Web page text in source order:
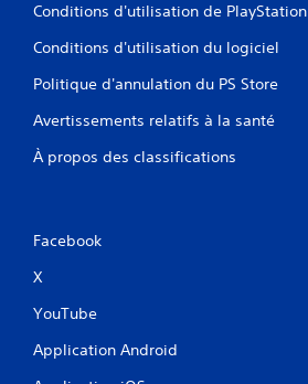
Conditions d'utilisation de PlayStation
Conditions d'utilisation du logiciel
Politique d'annulation du PS Store
Avertissements relatifs à la santé
À propos des classifications
Facebook
X
YouTube
Application Android